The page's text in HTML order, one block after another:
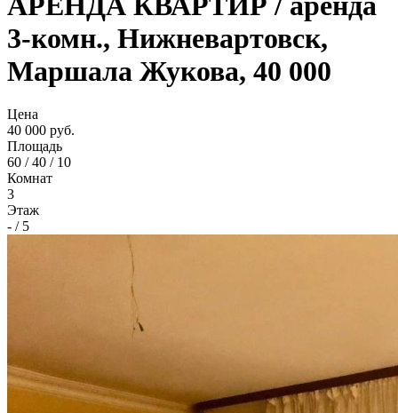
3-комн., Нижневартовск,
Маршала Жукова, 40 000
Цена
40 000 руб.
Площадь
60 / 40 / 10
Комнат
3
Этаж
- / 5